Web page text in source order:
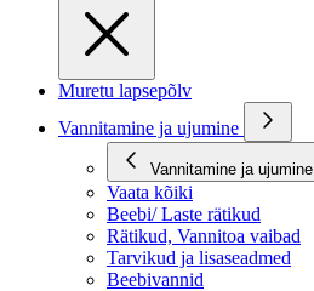
Muretu lapsepõlv
Vannitamine ja ujumine
Vannitamine ja ujumine
Vaata kõiki
Beebi/ Laste rätikud
Rätikud, Vannitoa vaibad
Tarvikud ja lisaseadmed
Beebivannid